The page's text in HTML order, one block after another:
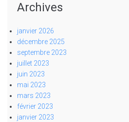
Archives
janvier 2026
décembre 2025
septembre 2023
juillet 2023
juin 2023
mai 2023
mars 2023
février 2023
janvier 2023